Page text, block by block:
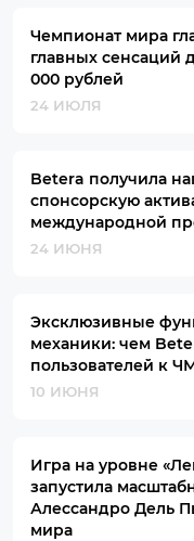
Чемпионат мира
главных сенсаций
000 рублей
24 ИЮЛЯ
Betera получила
спонсорскую
международной
24 ИЮНЯ
Эксклюзивные
механики: чем
пользователей к
10 ИЮНЯ
Игра на уровне
запустила
Алессандро Дель
мира